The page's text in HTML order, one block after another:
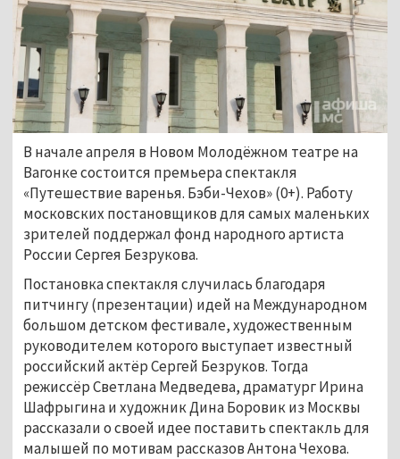
В начале апреля в Новом Молодёжном театре на
Вагонке состоится премьера спектакля
«Путешествие варенья. Бэби-Чехов» (0+). Работу
московских постановщиков для самых маленьких
зрителей поддержал фонд народного артиста
России Сергея Безрукова.
Постановка спектакля случилась благодаря
питчингу (презентации) идей на Международном
большом детском фестивале, художественным
руководителем которого выступает известный
российский актёр Сергей Безруков. Тогда
режиссёр Светлана Медведева, драматург Ирина
Шафрыгина и художник Дина Боровик из Москвы
рассказали о своей идее поставить спектакль для
малышей по мотивам рассказов Антона Чехова.